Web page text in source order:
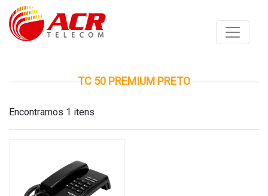
TC 50 PREMIUM PRETO
Encontramos 1 itens